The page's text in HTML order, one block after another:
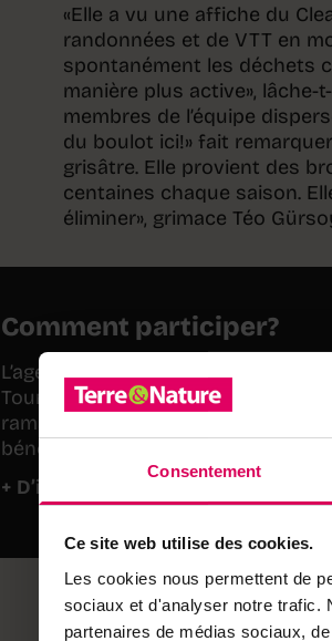
Consentement
Ce site web utilise des cookies.
Les cookies nous permettent de
sociaux et d'analyser notre trafic.
partenaires de médias sociaux,
«Elle a vu une affiche du
randonnées et de VTT en
spontanément les déchets
manière plus active»,
membres de l’équipe
du boulot ici!» fait
grisâtre. Elle provient des
centaines chaque saison.
éliminer», grimace Téo
Comment participer?
L’agenda des actions de
Tour. On y trouve toutes les
ramassage ainsi qu’un formulaire
bénévole.
+ D’infos
Entre satisfaction